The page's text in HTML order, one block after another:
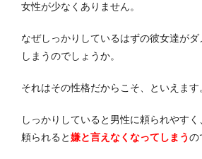
女性が少なくありません。
なぜしっかりしているはずの彼女達が
しまうのでしょうか。
それはその性格だからこそ、といえます
しっかりしていると男性に頼られやす
頼られると嫌と言えなくなってしまうの